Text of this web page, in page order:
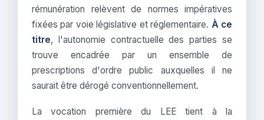
rémunération relèvent de normes impératives
fixées par voie législative et réglementaire. À ce
titre, l'autonomie contractuelle des parties se
trouve encadrée par un ensemble de
prescriptions d'ordre public auxquelles il ne
saurait être dérogé conventionnellement.
La vocation première du LEE tient à la